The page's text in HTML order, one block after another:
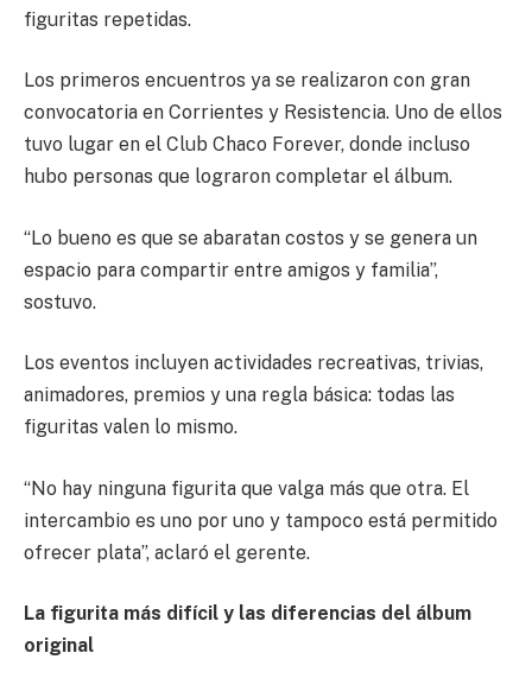
figuritas repetidas.
Los primeros encuentros ya se realizaron con gran
convocatoria en Corrientes y Resistencia. Uno de ellos
tuvo lugar en el Club Chaco Forever, donde incluso
hubo personas que lograron completar el álbum.
“Lo bueno es que se abaratan costos y se genera un
espacio para compartir entre amigos y familia”,
sostuvo.
Los eventos incluyen actividades recreativas, trivias,
animadores, premios y una regla básica: todas las
figuritas valen lo mismo.
“No hay ninguna figurita que valga más que otra. El
intercambio es uno por uno y tampoco está permitido
ofrecer plata”, aclaró el gerente.
La figurita más difícil y las diferencias del álbum
original